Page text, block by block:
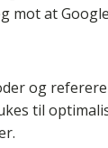
mot at
og
til